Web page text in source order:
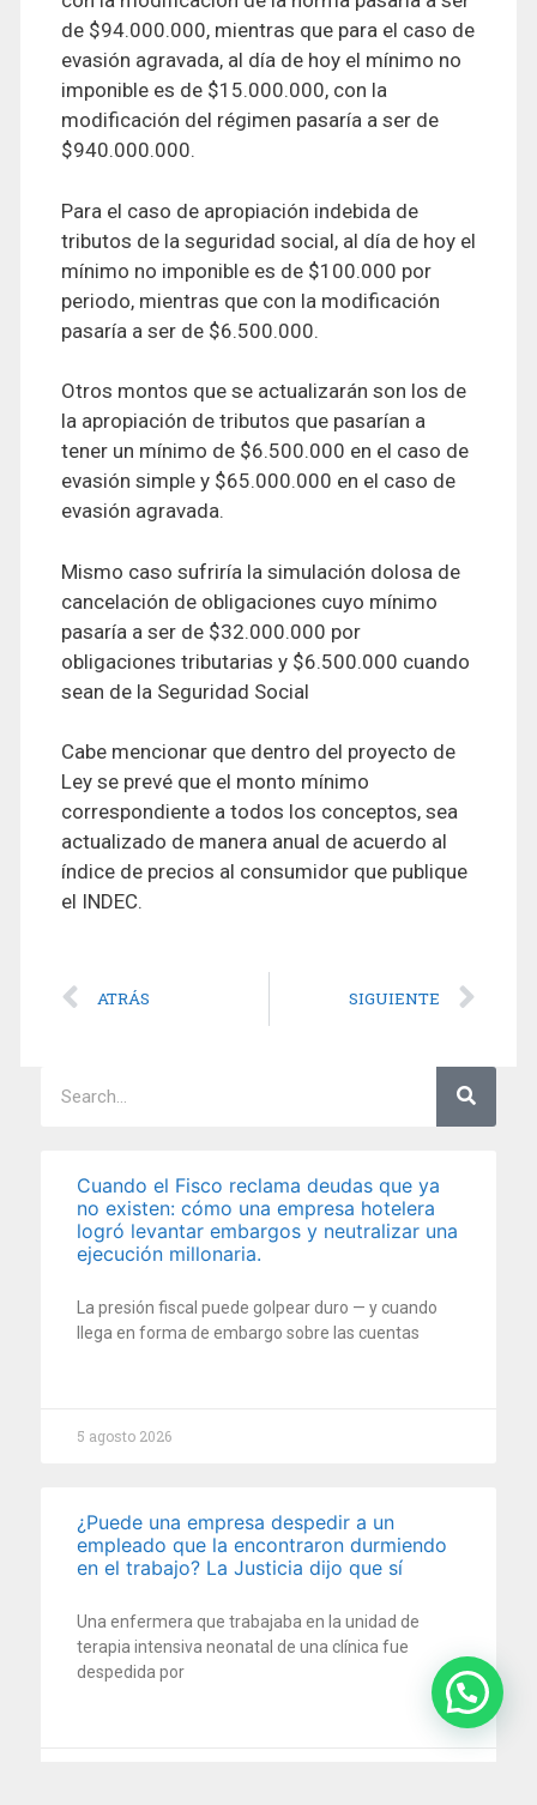
de $94.000.000, mientras que para el caso de
evasión agravada, al día de hoy el mínimo no
imponible es de $15.000.000, con la
modificación del régimen pasaría a ser de
$940.000.000.
Para el caso de apropiación indebida de
tributos de la seguridad social, al día de hoy el
mínimo no imponible es de $100.000 por
periodo, mientras que con la modificación
pasaría a ser de $6.500.000.
Otros montos que se actualizarán son los de
la apropiación de tributos que pasarían a
tener un mínimo de $6.500.000 en el caso de
evasión simple y $65.000.000 en el caso de
evasión agravada.
Mismo caso sufriría la simulación dolosa de
cancelación de obligaciones cuyo mínimo
pasaría a ser de $32.000.000 por
obligaciones tributarias y $6.500.000 cuando
sean de la Seguridad Social
Cabe mencionar que dentro del proyecto de
Ley se prevé que el monto mínimo
correspondiente a todos los conceptos, sea
actualizado de manera anual de acuerdo al
índice de precios al consumidor que publique
el INDEC.
ATRÁS SIGUIENTE
Cuando el Fisco reclama deudas que ya
no existen: cómo una empresa hotelera
logró levantar embargos y neutralizar una
ejecución millonaria.
La presión fiscal puede golpear duro — y cuando
llega en forma de embargo sobre las cuentas
5 agosto 2026
¿Puede una empresa despedir a un
empleado que la encontraron durmiendo
en el trabajo? La Justicia dijo que sí
Una enfermera que trabajaba en la unidad de
terapia intensiva neonatal de una clínica fue
despedida por